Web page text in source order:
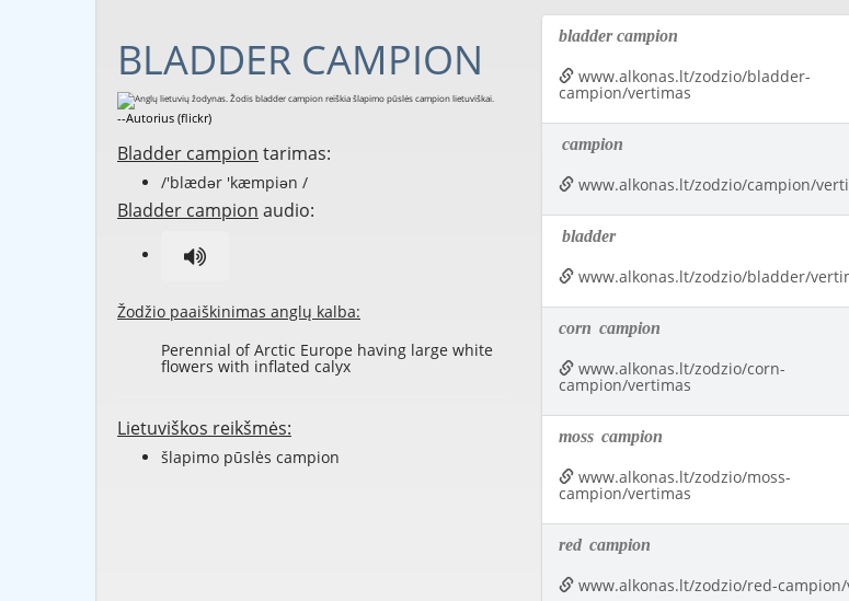
BLADDER CAMPION
--Autorius (flickr)
Bladder campion tarimas:
/'blædər 'kæmpiən /
Bladder campion audio:
Žodžio paaiškinimas anglų kalba:
Perennial of Arctic Europe having large white
flowers with inflated calyx
Lietuviškos reikšmės:
šlapimo pūslės campion
bladder campion
www.alkonas.lt/zodzio/bladder-
campion/vertimas
campion
www.alkonas.lt/zodzio/campion/
bladder
www.alkonas.lt/zodzio/bladder/
corn campion
www.alkonas.lt/zodzio/corn-
campion/vertimas
moss campion
www.alkonas.lt/zodzio/moss-
campion/vertimas
red campion
www.alkonas.lt/zodzio/red-